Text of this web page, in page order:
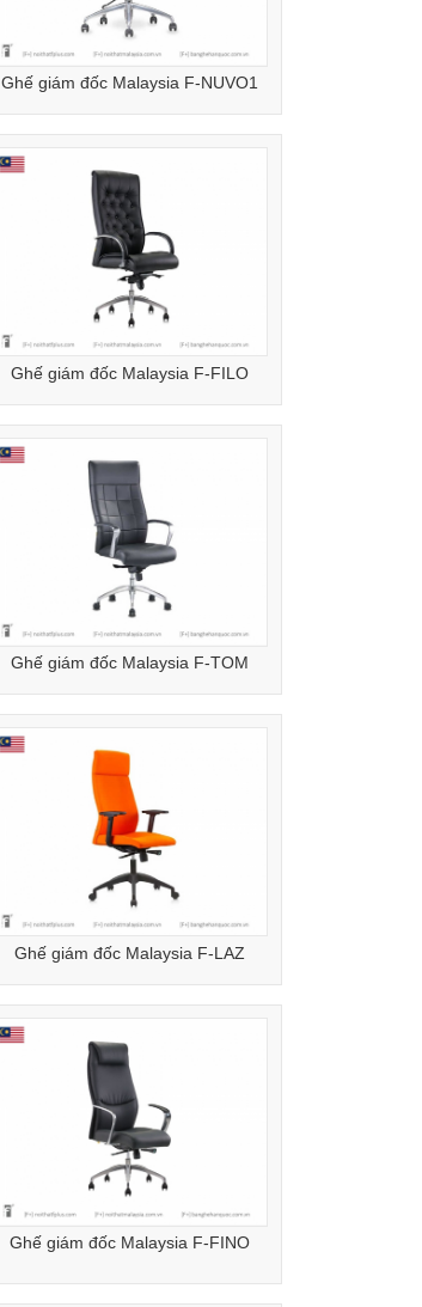
Ghế giám đốc Malaysia F-NUVO1
Ghế giám đốc Malaysia F-FILO
Ghế giám đốc Malaysia F-TOM
Ghế giám đốc Malaysia F-LAZ
Ghế giám đốc Malaysia F-FINO